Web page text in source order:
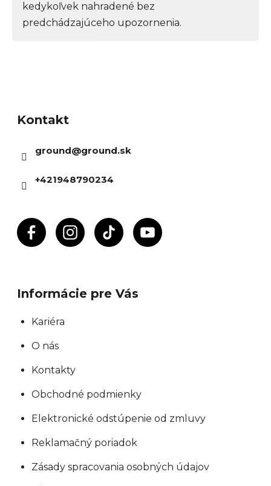
kedykoľvek nahradené bez
predchádzajúceho upozornenia.
Kontakt
ground@ground.sk
+421948790234
Informácie pre Vás
Kariéra
O nás
Kontakty
Obchodné podmienky
Elektronické odstúpenie od zmluvy
Reklamačný poriadok
Zásady spracovania osobných údajov